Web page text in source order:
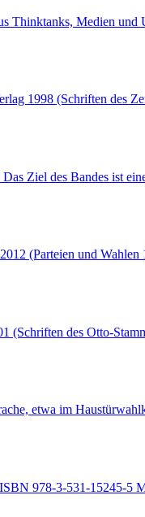
Thinktanks, Medien und
1998 (Schriften des
Ziel des Bandes ist
(Parteien und
(Schriften des Otto-
etwa im
978-3-531-15245-5